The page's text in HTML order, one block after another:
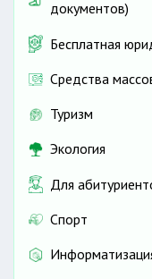
документов)
Бесплатная
Средства
Туризм
Экология
Для
Спорт